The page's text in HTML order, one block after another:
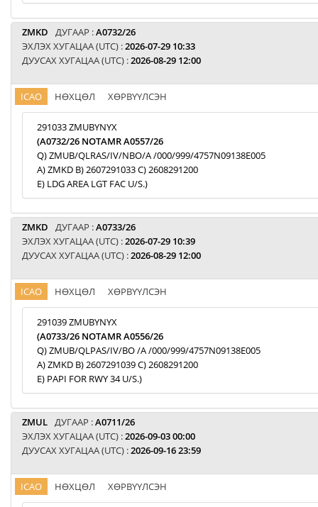
ZMKD ДУГААР :A0732/26
ЭХЛЭХ ХУГАЦАА (UTC) :2026-07-29 10:33
ДУУСАХ ХУГАЦАА (UTC) :2026-08-29 12:00
ICAO НӨХЦӨЛ ХӨРВҮҮЛСЭН
291033 ZMUBYNYX
(A0732/26 NOTAMR A0557/26
Q) ZMUB/QLRAS/IV/NBO/A /000/999/4757N09138E005
A) ZMKD B) 2607291033 C) 2608291200
E) LDG AREA LGT FAC U/S.)
ZMKD ДУГААР :A0733/26
ЭХЛЭХ ХУГАЦАА (UTC) :2026-07-29 10:39
ДУУСАХ ХУГАЦАА (UTC) :2026-08-29 12:00
ICAO НӨХЦӨЛ ХӨРВҮҮЛСЭН
291039 ZMUBYNYX
(A0733/26 NOTAMR A0556/26
Q) ZMUB/QLPAS/IV/BO /A /000/999/4757N09138E005
A) ZMKD B) 2607291039 C) 2608291200
E) PAPI FOR RWY 34 U/S.)
ZMUL ДУГААР :A0711/26
ЭХЛЭХ ХУГАЦАА (UTC) :2026-09-03 00:00
ДУУСАХ ХУГАЦАА (UTC) :2026-09-16 23:59
ICAO НӨХЦӨЛ ХӨРВҮҮЛСЭН